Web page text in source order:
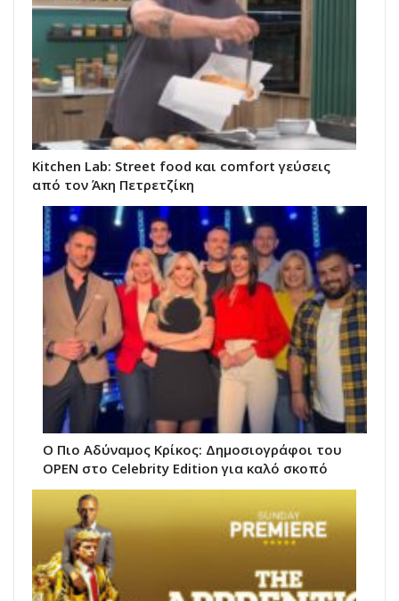
Kitchen Lab: Street food και comfort γεύσεις
από τον Άκη Πετρετζίκη
Ο Πιο Αδύναμος Κρίκος: Δημοσιογράφοι του
OPEN στο Celebrity Edition για καλό σκοπό